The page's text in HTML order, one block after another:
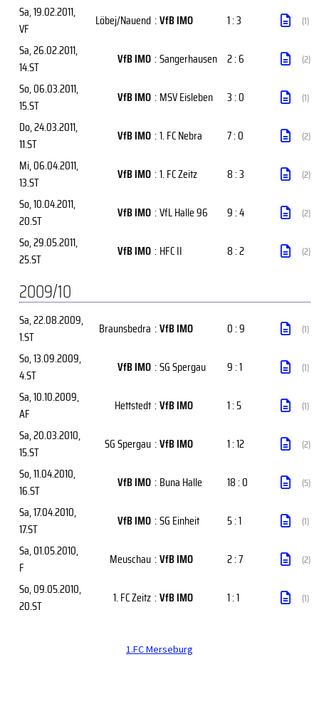
Sa, 19.02.2011,
VF
Löbej/Nauend :VfB IMO 1 : 3 (1)
Sa, 26.02.2011,
14.ST
VfB IMO :Sangerhausen 2 : 6 (2)
So, 06.03.2011,
15.ST
VfB IMO : MSV Eisleben 3 : 0 (1)
Do, 24.03.2011,
11.ST
VfB IMO :1. FC Nebra 7 : 0 (2)
Mi, 06.04.2011,
13.ST
VfB IMO :1. FC Zeitz 8 : 3 (2)
So, 10.04.2011,
20.ST
VfB IMO :VfL Halle 96 9 : 4 (2)
So, 29.05.2011,
25.ST
VfB IMO : HFC II 8 : 2 (2)
2009/10
Sa, 22.08.2009,
1.ST
Braunsbedra :VfB IMO 0 : 9 (1)
So, 13.09.2009,
4.ST
VfB IMO :SG Spergau 9 : 1 (1)
Sa, 10.10.2009,
AF
Hettstedt :VfB IMO 1 : 5 (1)
Sa, 20.03.2010,
15.ST
SG Spergau :VfB IMO 1 : 12 (2)
So, 11.04.2010,
16.ST
VfB IMO : Buna Halle 18 : 0 (5)
Sa, 17.04.2010,
17.ST
VfB IMO :SG Einheit 5 : 1 (1)
Sa, 01.05.2010,
F
Meuschau :VfB IMO 2 : 7 (2)
So, 09.05.2010,
20.ST
1. FC Zeitz :VfB IMO 1 : 1 (1)
1.FC Merseburg